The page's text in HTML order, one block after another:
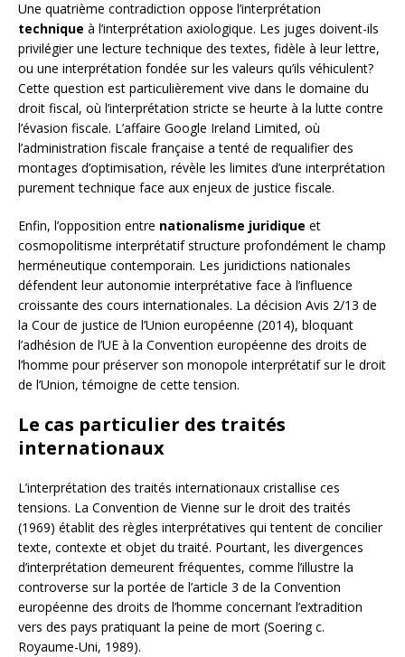
Une quatrième contradiction oppose l’interprétation
technique à l’interprétation axiologique. Les juges doivent-ils
privilégier une lecture technique des textes, fidèle à leur lettre,
ou une interprétation fondée sur les valeurs qu’ils véhiculent?
Cette question est particulièrement vive dans le domaine du
droit fiscal, où l’interprétation stricte se heurte à la lutte contre
l’évasion fiscale. L’affaire Google Ireland Limited, où
l’administration fiscale française a tenté de requalifier des
montages d’optimisation, révèle les limites d’une interprétation
purement technique face aux enjeux de justice fiscale.
Enfin, l’opposition entre nationalisme juridique et
cosmopolitisme interprétatif structure profondément le champ
herméneutique contemporain. Les juridictions nationales
défendent leur autonomie interprétative face à l’influence
croissante des cours internationales. La décision Avis 2/13 de
la Cour de justice de l’Union européenne (2014), bloquant
l’adhésion de l’UE à la Convention européenne des droits de
l’homme pour préserver son monopole interprétatif sur le droit
de l’Union, témoigne de cette tension.
Le cas particulier des traités
internationaux
L’interprétation des traités internationaux cristallise ces
tensions. La Convention de Vienne sur le droit des traités
(1969) établit des règles interprétatives qui tentent de concilier
texte, contexte et objet du traité. Pourtant, les divergences
d’interprétation demeurent fréquentes, comme l’illustre la
controverse sur la portée de l’article 3 de la Convention
européenne des droits de l’homme concernant l’extradition
vers des pays pratiquant la peine de mort (Soering c.
Royaume-Uni, 1989).